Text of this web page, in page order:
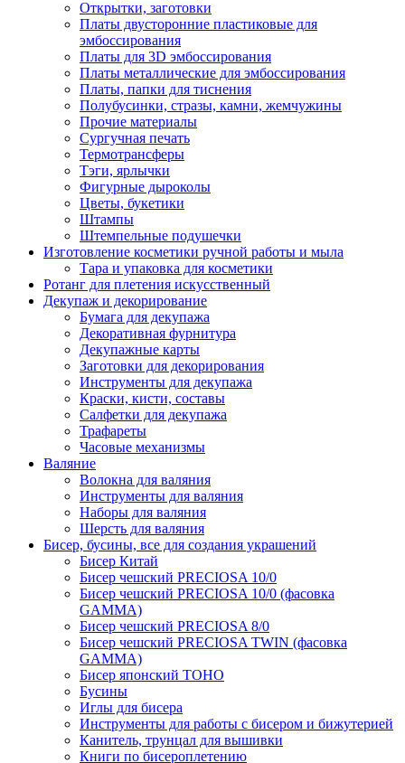
Открытки, заготовки
Платы двусторонние пластиковые для
эмбоссирования
Платы для 3D эмбоссирования
Платы металлические для эмбоссирования
Платы, папки для тиснения
Полубусинки, стразы, камни, жемчужины
Прочие материалы
Сургучная печать
Термотрансферы
Тэги, ярлычки
Фигурные дыроколы
Цветы, букетики
Штампы
Штемпельные подушечки
Изготовление косметики ручной работы и мыла
Тара и упаковка для косметики
Ротанг для плетения искусственный
Декупаж и декорирование
Бумага для декупажа
Декоративная фурнитура
Декупажные карты
Заготовки для декорирования
Инструменты для декупажа
Краски, кисти, составы
Салфетки для декупажа
Трафареты
Часовые механизмы
Валяние
Волокна для валяния
Инструменты для валяния
Наборы для валяния
Шерсть для валяния
Бисер, бусины, все для создания украшений
Бисер Китай
Бисер чешский PRECIOSA 10/0
Бисер чешский PRECIOSA 10/0 (фасовка
GAMMA)
Бисер чешский PRECIOSA 8/0
Бисер чешский PRECIOSA TWIN (фасовка
GAMMA)
Бисер японский TOHO
Бусины
Иглы для бисера
Инструменты для работы с бисером и бижутерией
Канитель, трунцал для вышивки
Книги по бисероплетению